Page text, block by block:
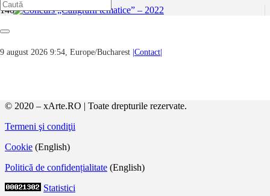
9 august 2026 9:54, Europe/Bucharest |Contact|
Juriul concursului Caligrafii tematice, format din Corina M.
© 2020 – xArte.RO | Toate drepturile rezervate.
Termeni şi condiţii
Cookie (English)
Politică de confidențialitate (English)
Statistici